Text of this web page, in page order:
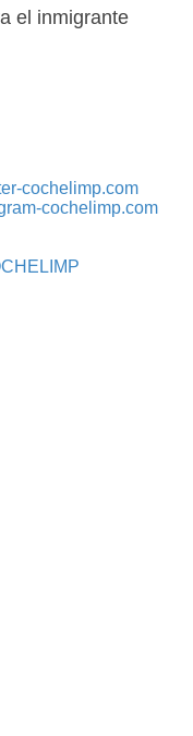
el inmigrante